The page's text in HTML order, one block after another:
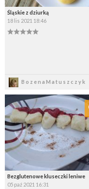
Śląskie z dziurką
18 lis 2021 18:46
BozenaMatuszczyk
Bezglutenowe kluseczki leniwe
05 paź 2021 16:31
Dodaj do